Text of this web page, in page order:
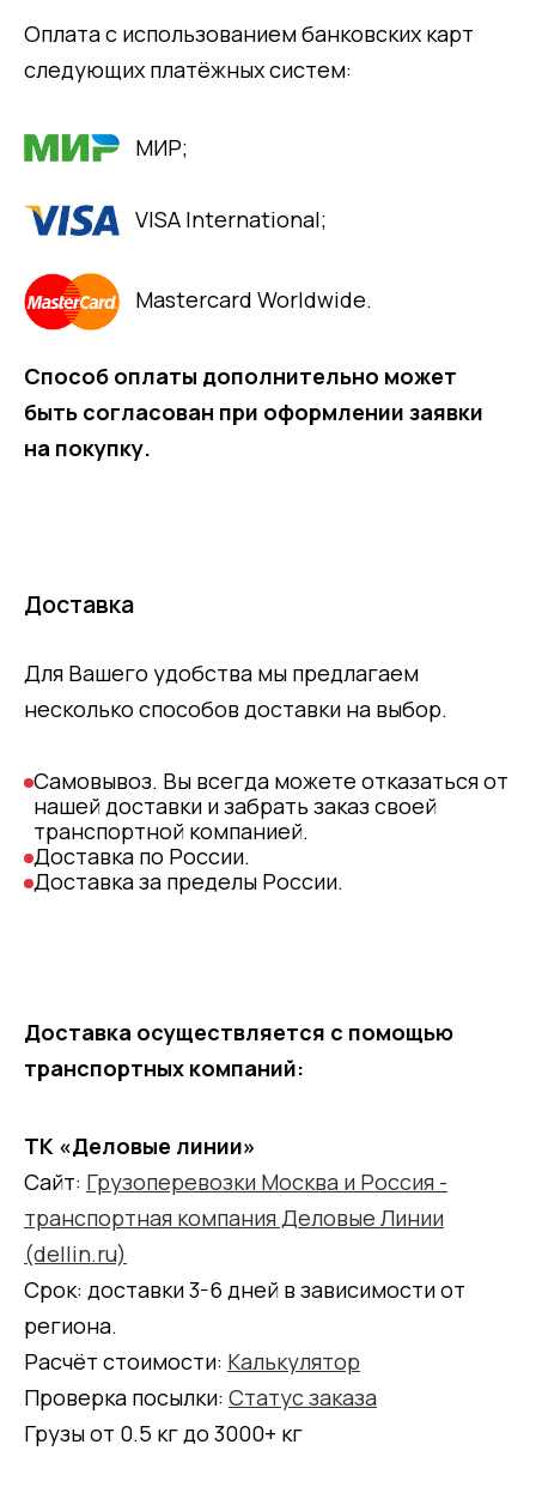
Оплата с использованием банковских карт
следующих платёжных систем:
МИР;
VISA International;
Mastercard Worldwide.
Способ оплаты дополнительно может
быть согласован при оформлении заявки
на покупку.
Доставка
Для Вашего удобства мы предлагаем
несколько способов доставки на выбор.
Самовывоз. Вы всегда можете отказаться от
нашей доставки и забрать заказ своей
транспортной компанией.
Доставка по России.
Доставка за пределы России.
Доставка осуществляется с помощью
транспортных компаний:
ТК «Деловые линии»
Сайт: Грузоперевозки Москва и Россия -
транспортная компания Деловые Линии
(dellin.ru)
Срок: доставки 3-6 дней в зависимости от
региона.
Расчёт стоимости: Калькулятор
Проверка посылки: Статус заказа
Грузы от 0.5 кг до 3000+ кг